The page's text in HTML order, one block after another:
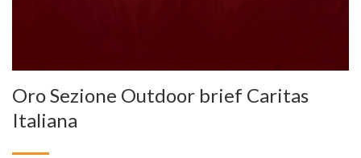
Oro Sezione Outdoor brief Caritas
Italiana